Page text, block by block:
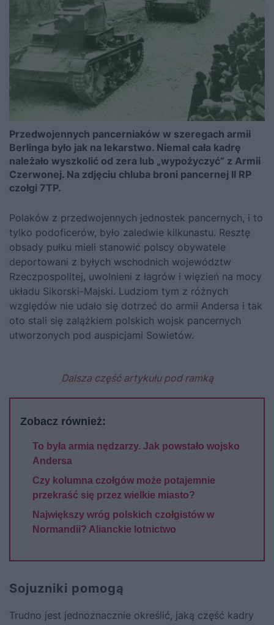
Przedwojennych pancerniaków w szeregach armii
Berlinga było jak na lekarstwo. Niemal cała kadrę
należało wyszkolić od zera lub „wypożyczyć” z Armii
Czerwonej. Na zdjęciu chluba broni pancernej II RP
czołgi 7TP.
Polaków z przedwojennych jednostek pancernych, i to
tylko podoficerów, było zaledwie kilkunastu. Resztę
obsady pułku mieli stanowić polscy obywatele
deportowani z byłych wschodnich województw
Rzeczpospolitej, uwolnieni z łagrów i więzień na mocy
układu Sikorski-Majski. Ludziom tym z różnych
względów nie udało się dotrzeć do armii Andersa i tak
oto stali się zalążkiem polskich wojsk pancernych
utworzonych pod auspicjami Sowietów.
Dalsza część artykułu pod ramką
Zobacz również:
To była armia nędzarzy. Jak powstało wojsko
Andersa
Czy kolumna czołgów może potajemnie
przekraść się przez wielkie miasto?
Największy wróg polskich czołgistów w
Normandii? Alianckie lotnictwo
Sojuzniki pomogą
Trudno jest jednoznacznie określić, jaką część kadry